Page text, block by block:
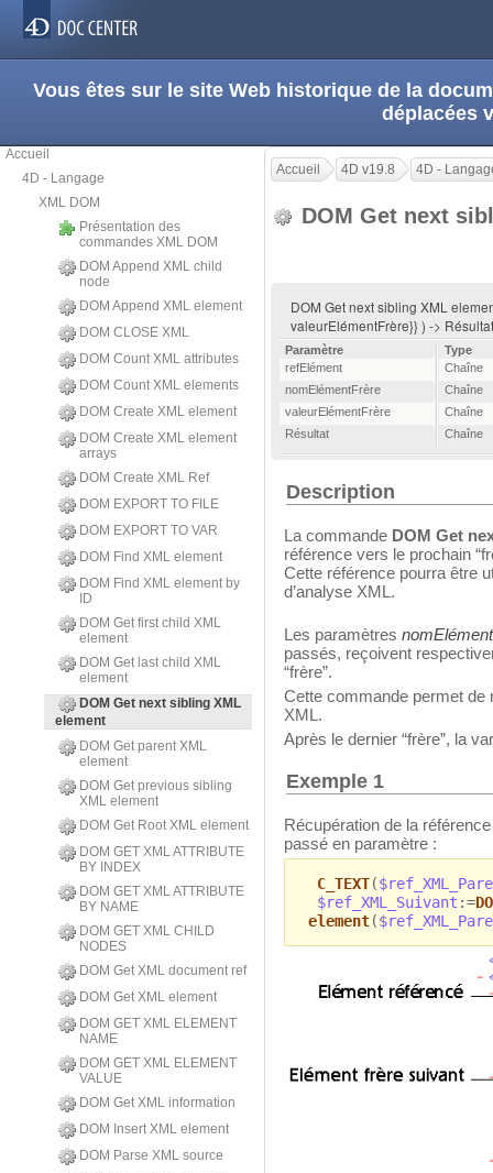
Vous êtes sur le site Web historique de la
déplacées
Accueil
4D - Langage
XML DOM
Présentation des
commandes XML DOM
DOM Append XML child
node
DOM Append XML element
DOM CLOSE XML
DOM Count XML attributes
DOM Count XML elements
DOM Create XML element
DOM Create XML element
arrays
DOM Create XML Ref
DOM EXPORT TO FILE
DOM EXPORT TO VAR
DOM Find XML element
DOM Find XML element by
ID
DOM Get first child XML
element
DOM Get last child XML
element
DOM Get next sibling XML
element
DOM Get parent XML
element
DOM Get previous sibling
XML element
DOM Get Root XML element
DOM GET XML ATTRIBUTE
BY INDEX
DOM GET XML ATTRIBUTE
BY NAME
DOM GET XML CHILD
NODES
DOM Get XML document ref
DOM Get XML element
DOM GET XML ELEMENT
NAME
DOM GET XML ELEMENT
VALUE
DOM Get XML information
DOM Insert XML element
DOM Parse XML source
Accueil 4D v19.8 4D -
DOM Get next
DOM Get next sibling XML
valeurElémentFrère}} ) ->
Paramètre
Type
refElément
Chaîne
nomElémentFrère
Chaîne
valeurElémentFrère
Chaîne
Résultat
Chaîne
Description
La commande DOM Get
référence vers le prochain
Cette référence pourra être
d’analyse XML.
Les paramètres
passés, reçoivent
“frère”.
Cette commande permet de
XML.
Après le dernier “frère”, la
Exemple 1
Récupération de la
passé en paramètre :
C_TEXT(
$ref_XML_Suivant :=
element(